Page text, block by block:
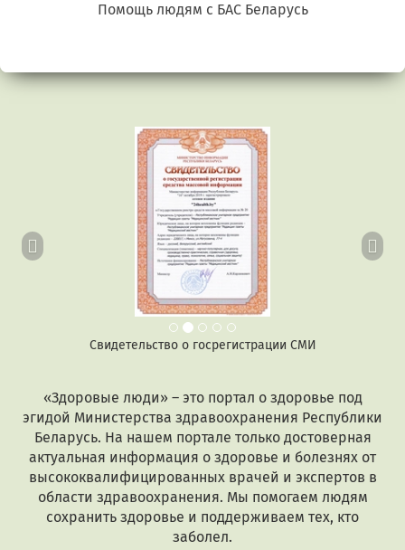
Помощь людям с БАС Беларусь
Свидетельство о госрегистрации СМИ
Предыдущий
«Здоровые люди» – это портал о здоровье под
эгидой Министерства здравоохранения Республики
Беларусь. На нашем портале только достоверная
актуальная информация о здоровье и болезнях от
высококвалифицированных врачей и экспертов в
области здравоохранения. Мы помогаем людям
сохранить здоровье и поддерживаем тех, кто
заболел.